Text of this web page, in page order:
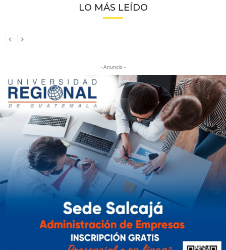
LO MÁS LEÍDO
- Anuncio -